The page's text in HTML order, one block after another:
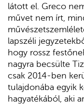
látott el. Greco
művet nem írt,
lapszéli
hogy rossz
nagyra becsülte
csak 2014-ben
tulajdonába egyik
hagyatékából, aki